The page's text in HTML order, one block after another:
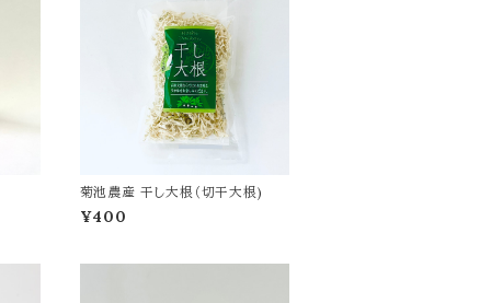
菊池農産 干し大根（切干大根)
¥400